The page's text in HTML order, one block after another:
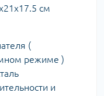
см
(
режиме )
и